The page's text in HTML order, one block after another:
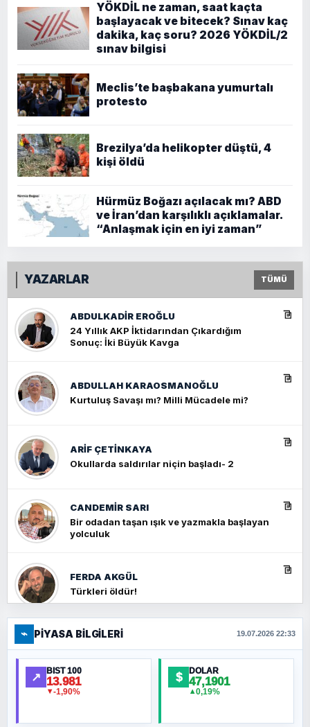
YÖKDİL ne zaman, saat kaçta
başlayacak ve bitecek? Sınav kaç
dakika, kaç soru? 2026 YÖKDİL/2
sınav bilgisi
Meclis’te başbakana yumurtalı
protesto
Brezilya’da helikopter düştü, 4
kişi öldü
Hürmüz Boğazı açılacak mı? ABD
ve İran’dan karşılıklı açıklamalar.
“Anlaşmak için en iyi zaman”
YAZARLAR TÜMÜ
ABDULKADIR EROĞLU
24 Yıllık AKP İktidarından Çıkardığım
Sonuç: İki Büyük Kavga
ABDULLAH KARAOSMANOĞLU
Kurtuluş Savaşı mı? Milli Mücadele mi?
ARIF ÇETİNKAYA
Okullarda saldırılar niçin başladı- 2
CANDEMIR SARI
Bir odadan taşan ışık ve yazmakla başlayan
yolculuk
FERDA AKGÜL
Türkleri öldür!
FERHAT BÜYÜKKALKAN
Ankara Zirvesi: NATO Toplantısı mı, Yeni
Ortadoğu Haritasının Provası mı?
⌁ PIYASA BILGILERI 19.07.2026 22:33
↗ BIST 100
13.981
▼-1,90%
$ DOLAR
47,1901
▲0,19%